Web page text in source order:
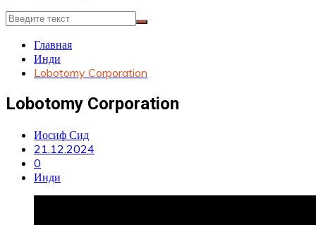
Главная
Инди
Lobotomy Corporation
Lobotomy Corporation
Иосиф Сид
21.12.2024
0
Инди